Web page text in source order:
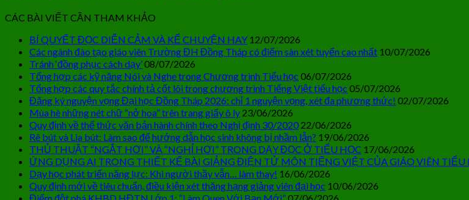
CÁC BÀI VIẾT CẦN THAM KHẢO
BÍ QUYẾT ĐỌC DIỄN CẢM VÀ KỂ CHUYỆN HAY 12/07/2026
Các ngành đào tạo giáo viên Trường ĐH Đồng Tháp có điểm sàn xét tuyển cao nhất 10/07/2026
Tránh ‘đồng phục cách dạy’08/07/2026
Tổng hợp các kỹ năng Nói và Nghe trong Chương trình Tiểu học 06/07/2026
Tổng hợp các quy tắc chính tả cốt lõi trong chương trình Tiếng Việt tiểu học 05/07/2026
Đăng ký nguyện vọng Đại học Đồng Tháp 2026: chỉ 1 nguyện vọng, xét đa phương thức! 02/07/2026
Mùa hè những nét chữ “nở hoa” trên trang giấy ô ly 23/06/2026
Quy định về thể thức văn bản hành chính theo Nghị định 30/2020 22/06/2026
Rê bút và Lia bút: Làm sao để hướng dẫn học sinh không bị nhầm lẫn? 19/06/2026
THỦ THUẬT “NGẮT HƠI” VÀ “NGHỈ HƠI” TRONG DẠY ĐỌC Ở TIỂU HỌC 17/06/2026
ỨNG DỤNG AI TRONG THIẾT KẾ BÀI GIẢNG ĐIỆN TỬ MÔN TIẾNG VIỆT CỦA GIÁO VIÊN TIỂU
Dạy học phát triển năng lực: Khi người thầy vẫn… làm thay! 16/06/2026
Quy định mới về tiêu chuẩn, điều kiện xét thăng hạng giảng viên đại học 10/06/2026
Điểm đột phá KHBD HĐTN Lớp 1: “Làm Quen Với Bạn Mới”07/06/2026